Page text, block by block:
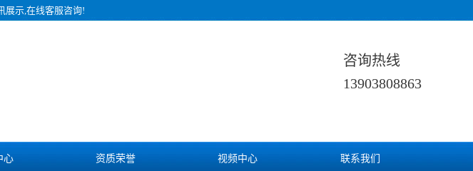
展示,在线客服咨询!
咨询热线
13903808863
心 资质荣誉 视频中心 联系我们